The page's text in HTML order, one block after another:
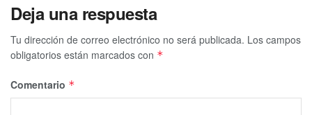
Deja una respuesta
Tu dirección de correo electrónico no será publicada. Los campos
obligatorios están marcados con *
Comentario *